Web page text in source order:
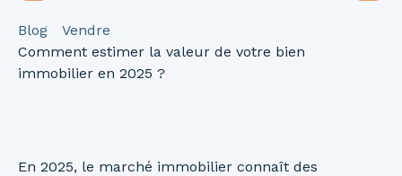
Blog
Vendre
Comment estimer la valeur de votre bien
immobilier en 2025 ?
En 2025, le marché immobilier connaît des